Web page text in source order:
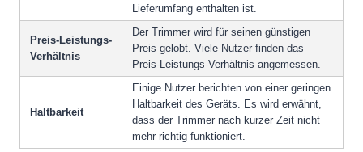
Lieferumfang enthalten ist.
Preis-Leistungs-
Verhältnis
Der Trimmer wird für seinen günstigen
Preis gelobt. Viele Nutzer finden das
Preis-Leistungs-Verhältnis angemessen.
Haltbarkeit
Einige Nutzer berichten von einer geringen
Haltbarkeit des Geräts. Es wird erwähnt,
dass der Trimmer nach kurzer Zeit nicht
mehr richtig funktioniert.